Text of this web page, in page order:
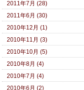
2011年7月 (28)
2011年6月 (30)
2010年12月 (1)
2010年11月 (3)
2010年10月 (5)
2010年8月 (4)
2010年7月 (4)
2010年6月 (2)